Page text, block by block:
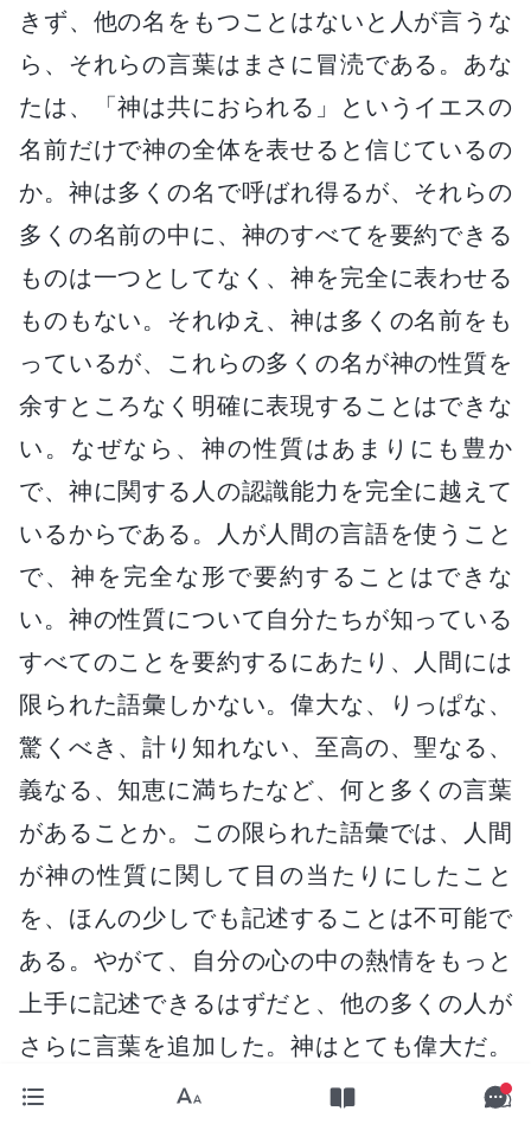
きず、他の名をもつことはないと人が言うな
ら、それらの言葉はまさに冒涜である。あな
たは、「神は共におられる」というイエスの
名前だけで神の全体を表せると信じているの
か。神は多くの名で呼ばれ得るが、それらの
多くの名前の中に、神のすべてを要約できる
ものは一つとしてなく、神を完全に表わせる
ものもない。それゆえ、神は多くの名前をも
っているが、これらの多くの名が神の性質を
余すところなく明確に表現することはできな
い。なぜなら、神の性質はあまりにも豊か
で、神に関する人の認識能力を完全に越えて
いるからである。人が人間の言語を使うこと
で、神を完全な形で要約することはできな
い。神の性質について自分たちが知っている
すべてのことを要約するにあたり、人間には
限られた語彙しかない。偉大な、りっぱな、
驚くべき、計り知れない、至高の、聖なる、
義なる、知恵に満ちたなど、何と多くの言葉
があることか。この限られた語彙では、人間
が神の性質に関して目の当たりにしたこと
を、ほんの少しでも記述することは不可能で
ある。やがて、自分の心の中の熱情をもっと
上手に記述できるはずだと、他の多くの人が
さらに言葉を追加した。神はとても偉大だ。
神はとても神聖だ。神はとても美しい。今